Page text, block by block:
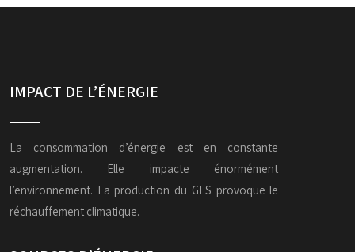
IMPACT DE L’ÉNERGIE
La consommation d’énergie est en constante
augmentation. Elle impacte énormément
l’environnement. La production du GES provoque le
réchauffement climatique.